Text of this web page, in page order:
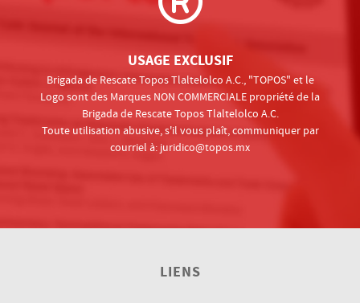
USAGE EXCLUSIF
Brigada de Rescate Topos Tlaltelolco A.C., "TOPOS" et le
Logo sont des Marques NON COMMERCIALE propriété de la
Brigada de Rescate Topos Tlaltelolco A.C.
Toute utilisation abusive, s'il vous plaît, communiquer par
courriel à: juridico@topos.mx
LIENS